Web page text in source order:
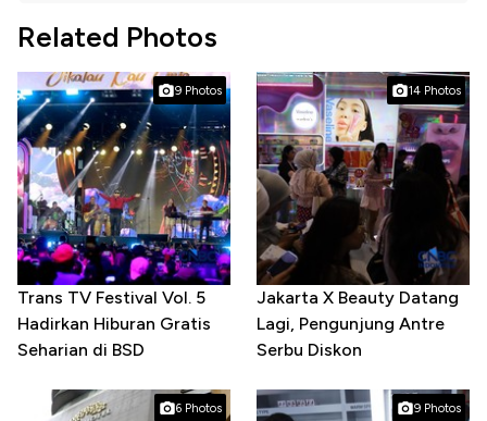
Related Photos
9 Photos
Trans TV Festival Vol. 5
Hadirkan Hiburan Gratis
Seharian di BSD
14 Photos
Jakarta X Beauty Datang
Lagi, Pengunjung Antre
Serbu Diskon
6 Photos 9 Photos